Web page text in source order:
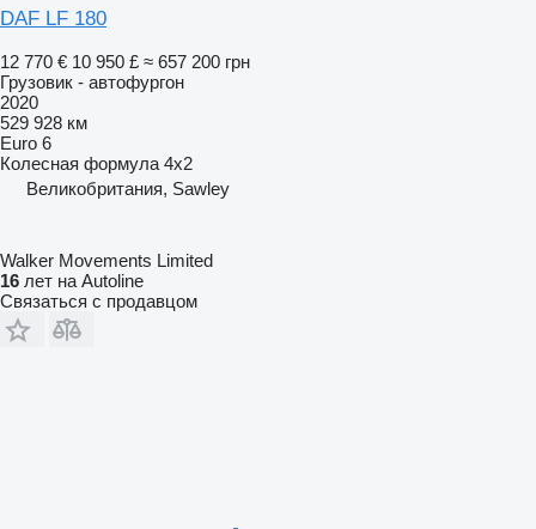
DAF LF 180
12 770 € 10 950 £ ≈ 657 200 грн
Грузовик - автофургон
2020
529 928 км
Euro 6
Колесная формула 4x2
Великобритания, Sawley
Walker Movements Limited
16 лет на Autoline
Связаться с продавцом